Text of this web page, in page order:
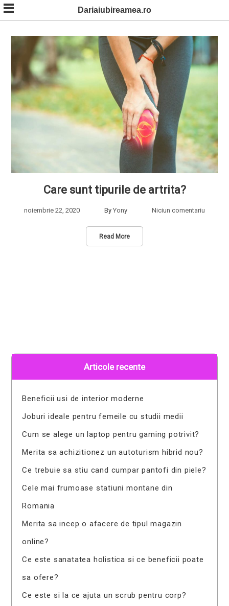
Skip
to
content
Dariaiubireamea.ro
Care sunt tipurile de artrita?
noiembrie 22, 2020 By Yony Niciun comentariu
Read More
Articole recente
Beneficii usi de interior moderne
Joburi ideale pentru femeile cu studii medii
Cum se alege un laptop pentru gaming potrivit?
Merita sa achizitionez un autoturism hibrid nou?
Ce trebuie sa stiu cand cumpar pantofi din piele?
Cele mai frumoase statiuni montane din
Romania
Merita sa incep o afacere de tipul magazin
online?
Ce este sanatatea holistica si ce beneficii poate
sa ofere?
Ce este si la ce ajuta un scrub pentru corp?